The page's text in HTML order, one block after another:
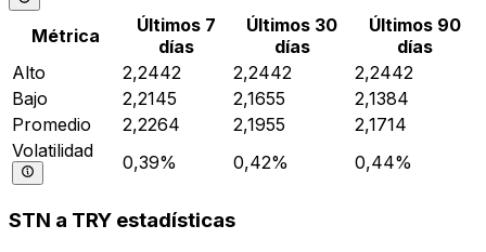
Métrica
Últimos 7
días
Últimos 30
días
Últimos 90
días
Alto
2,2442 2,2442
2,2442
Bajo
2,2145 2,1655
2,1384
Promedio
2,2264 2,1955
2,1714
Volatilidad
0,39% 0,42% 0,44%
STN a TRY estadísticas